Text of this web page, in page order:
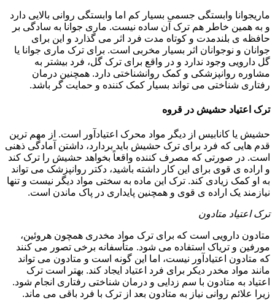
ماریجوانا وابستگی جسمی بسیار کم اما وابستگی روانی بالایی دارد
و به همین خاطر هم ترک آن ساده نیست. ماری جوانا به سادگی بر
حافظه ی بلندمدت و کوتاه مدت فرد اثر می گذارد و این برای
جوانان و نوجوانان اثر بسیار مخربی است. برای ترک ماری جوانا یا
گل دارویی وجود ندارد و در واقع برای ترک گل، فرد بیشتر به
مشاوره روانپزشکی و کمک روانشناختی دارد. همچنین درمان
رفتاری شناختی می تواند بسیار کمک کننده و حمایت گر باشد.
ترک اعتیاد حشیش در قروه
حشیش یا کانابیس از دیگر مواد محرک اعتیادآور است. از مهم ترین
قدم هایی که فرد برای ترک حشیش باید بردارد، داشتن آمادگی ذهنی
است. در صورتی که مصرف کننده واقعاً بخواهد حشیش را ترک کند
و اراده ی قوی برای این کار داشته باشید، دکتر روانپزشک می تواند
به او کمک زیادی کند. ترک این ماده به سختی مواد دیگر نیست و تنها
نیازمند یک اراده ی قوی و همچنین پایداری در پاک ماندن است.
ترک اعتیاد متادون
متادون دارویی است که برای ترک مواد مخدری همچون هروئین،
مورفین و تریاک استفاده می شود. متأسفانه برخی تصور می کنند
که متادون اعتیادآور نیست، اما این گونه است و متادون می تواند
مانند مواد مخدر دیکر برای فرد اعتیاد ایجاد کند. بهتر است ترک
اعتیاد به متادون با سم زدایی و درمان شناختی رفتاری انجام شود.
زیرا علائم روانی نیاز به متادون بعد از ترک با فرد باقی می ماند.